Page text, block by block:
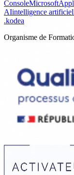
ConsoleMicrosoft
AIintelligence
.kodea
Organisme de